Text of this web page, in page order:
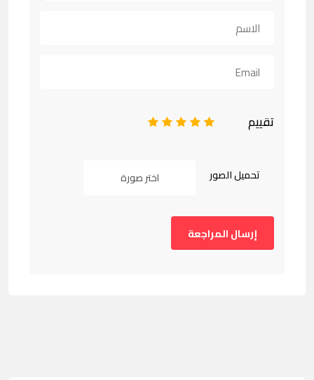
تقييم 5
4
3
2
تحميل الصور اختر صورة